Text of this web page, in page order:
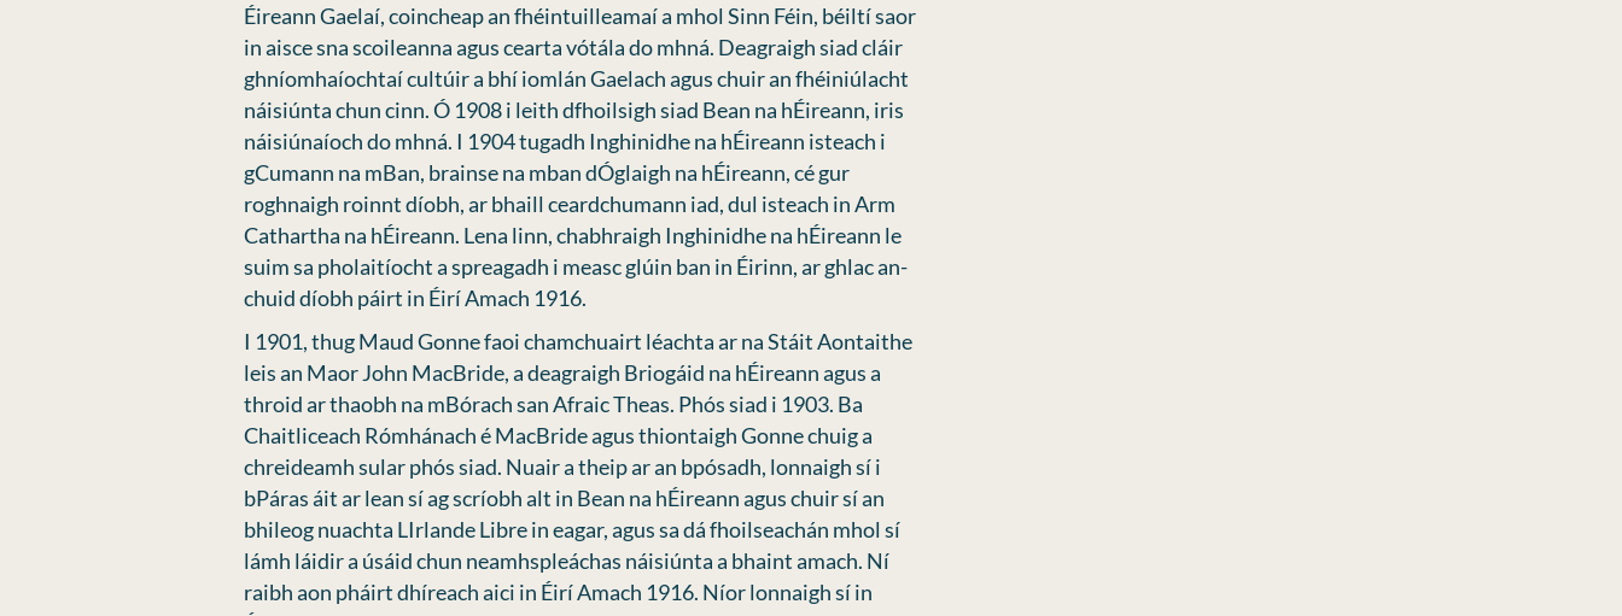
Éireann Gaelaí, coincheap an fhéintuilleamaí a mhol Sinn Féin, béiltí saor
in aisce sna scoileanna agus cearta vótála do mhná. Deagraigh siad cláir
ghníomhaíochtaí cultúir a bhí iomlán Gaelach agus chuir an fhéiniúlacht
náisiúnta chun cinn. Ó 1908 i leith dfhoilsigh siad Bean na hÉireann, iris
náisiúnaíoch do mhná. I 1904 tugadh Inghinidhe na hÉireann isteach i
gCumann na mBan, brainse na mban dÓglaigh na hÉireann, cé gur
roghnaigh roinnt díobh, ar bhaill ceardchumann iad, dul isteach in Arm
Cathartha na hÉireann. Lena linn, chabhraigh Inghinidhe na hÉireann le
suim sa pholaitíocht a spreagadh i measc glúin ban in Éirinn, ar ghlac an-
chuid díobh páirt in Éirí Amach 1916.
I 1901, thug Maud Gonne faoi chamchuairt léachta ar na Stáit Aontaithe
leis an Maor John MacBride, a deagraigh Briogáid na hÉireann agus a
throid ar thaobh na mBórach san Afraic Theas. Phós siad i 1903. Ba
Chaitliceach Rómhánach é MacBride agus thiontaigh Gonne chuig a
chreideamh sular phós siad. Nuair a theip ar an bpósadh, lonnaigh sí i
bPáras áit ar lean sí ag scríobh alt in Bean na hÉireann agus chuir sí an
bhileog nuachta LIrlande Libre in eagar, agus sa dá fhoilseachán mhol sí
lámh láidir a úsáid chun neamhspleáchas náisiúnta a bhaint amach. Ní
raibh aon pháirt dhíreach aici in Éirí Amach 1916. Níor lonnaigh sí in